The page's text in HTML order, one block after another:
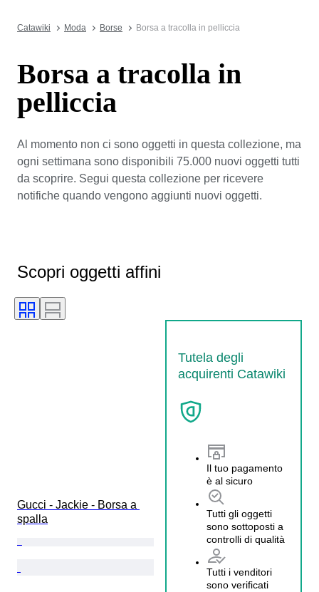
Catawiki Moda Borse Borsa a tracolla in pelliccia
Borsa a tracolla in
pelliccia
Al momento non ci sono oggetti in questa collezione, ma
ogni settimana sono disponibili 75.000 nuovi oggetti tutti
da scoprire. Segui questa collezione per ricevere
notifiche quando vengono aggiunti nuovi oggetti.
Scopri oggetti affini
Tutela degli
acquirenti Catawiki
Il tuo pagamento
è al sicuro
Tutti gli oggetti
sono sottoposti a
controlli di qualità
Tutti i venditori
sono verificati
Gucci - Jackie - Borsa a
spalla